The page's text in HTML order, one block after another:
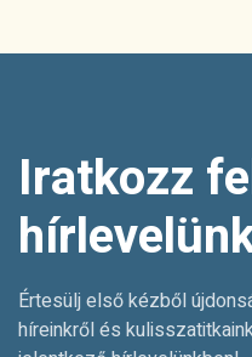
Iratkozz
Értesülj első kézből
híreinkről és